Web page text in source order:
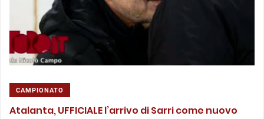
CAMPIONATO
Atalanta, UFFICIALE l’arrivo di Sarri come nuovo